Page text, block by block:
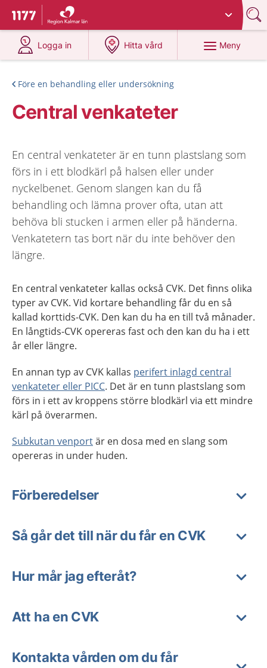
Till startsidan för 1177
Du har valt region
Logga in
på 1177.se
Hitta vård
på 1177.se
Meny
Före en behandling eller undersökning
Central venkateter
En central venkateter är en tunn plastslang som
förs in i ett blodkärl på halsen eller under
nyckelbenet. Genom slangen kan du få
behandling och lämna prover ofta, utan att
behöva bli stucken i armen eller på händerna.
Venkatetern tas bort när du inte behöver den
längre.
En central venkateter kallas också CVK. Det finns olika
typer av CVK. Vid kortare behandling får du en så
kallad korttids-CVK. Den kan du ha en till två månader.
En långtids-CVK opereras fast och den kan du ha i ett
år eller längre.
En annan typ av CVK kallas perifert inlagd central
venkateter eller PICC. Det är en tunn plastslang som
förs in i ett av kroppens större blodkärl via ett mindre
kärl på överarmen.
Subkutan venportär en dosa med en slang som
opereras in under huden.
Förberedelser
Så går det till när du får en CVK
Hur mår jag efteråt?
Att ha en CVK
Kontakta vården om du får